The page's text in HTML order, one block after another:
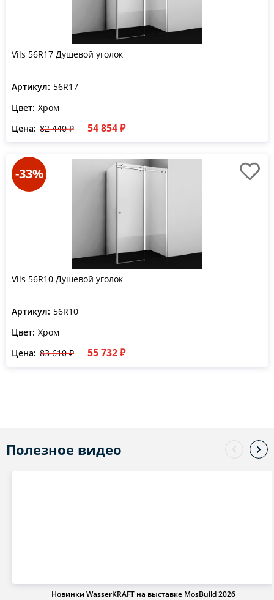
Vils 56R17 Душевой уголок
Артикул: 56R17
Цвет: Хром
Цена: 82 440 ₽ 54 854 ₽
-33%
Vils 56R10 Душевой уголок
Артикул: 56R10
Цвет: Хром
Цена: 83 610 ₽ 55 732 ₽
Полезное видео
Новинки WasserKRAFT на выставке MosBuild 2026